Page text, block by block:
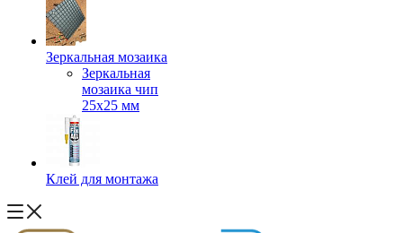
Зеркальная мозаика
Зеркальная
мозаика чип
25х25 мм
Клей для монтажа